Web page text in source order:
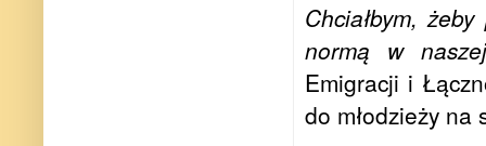
Chciałbym,
normą w
Emigracji i
do młodzieży